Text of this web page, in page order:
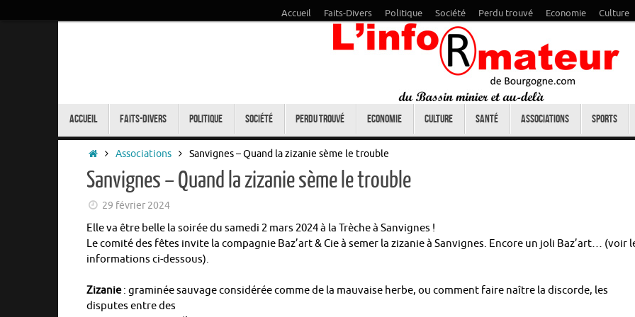
Accueil Faits-Divers Politique Société Perdu trouvé Economie Culture
Accueil Faits-Divers Politique Société Perdu trouvé Economie Culture Santé Associations Sports
Accueil
Associations Sanvignes – Quand la zizanie sème le trouble
Sanvignes – Quand la zizanie sème le trouble
29 février 2024
Elle va être belle la soirée du samedi 2 mars 2024 à la Trèche à Sanvignes !
Le comité des fêtes invite la compagnie Baz’art & Cie à semer la zizanie à Sanvignes. Encore un joli Baz’art… (voir
informations ci-dessous).
Zizanie: graminée sauvage considérée comme de la mauvaise herbe, ou comment faire naître la discorde, les
disputes entre des